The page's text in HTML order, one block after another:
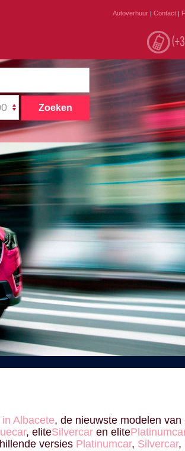
Autoverhuur | Contact |
Albacete, de nieuwste modelen
, eliteSilvercar en elite
versies Platinumcar, Silvercar,